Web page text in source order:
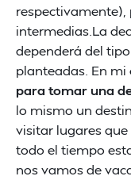
intermedias.La
dependerá del
planteadas. En mi
para tomar una
lo mismo un
visitar lugares
todo el tiempo
nos vamos de